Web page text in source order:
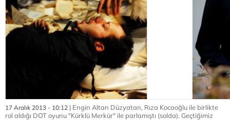
17 Aralık 2013 - 10:12 | Engin Altan Düzyatan, Rıza Kocaoğlu ile birlikte
rol aldığı DOT oyunu "Kürklü Merkür" ile parlamıştı (solda). Geçtiğimiz